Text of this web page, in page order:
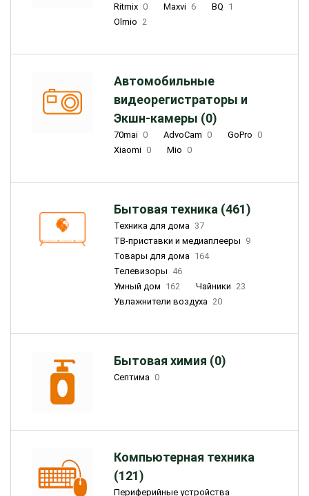
Ritmix 0 Maxvi 6 BQ 1
Olmio 2
Автомобильные
видеорегистраторы и
Экшн-камеры (0)
70mai 0 AdvoCam 0 GoPro 0
Xiaomi 0 Mio 0
Бытовая техника (461)
Техника для дома 37
ТВ-приставки и медиаплееры 9
Товары для дома 164
Телевизоры 46
Умный дом 162 Чайники 23
Увлажнители воздуха 20
Бытовая химия (0)
Септима 0
Компьютерная техника
(121)
Периферийные устройства